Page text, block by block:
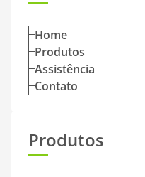
Home
Produtos
Assistência
Contato
Produtos